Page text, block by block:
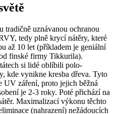
tradičně uznávanou ochranou
tedy plně krycí nátěry, které
až 10 let (příkladem je geniální
finské firmy Tikkurila).
si lidé oblíbili polo-
kde vynikne kresba dřeva. Tyto
UV záření, proto jejich běžná
je 2-3 roky. Poté přichází na
Maximalizací výkonu těchto
(nahrazení) nežádoucích